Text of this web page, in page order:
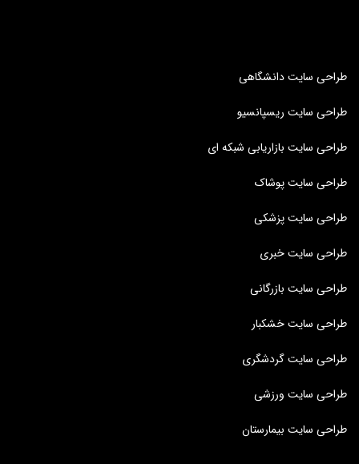
طراحی سایت دانشگاهی
طراحی سایت ریسپانسیو
طراحی سایت بازاریابی شبکه ای
طراحی سایت پوشاک
طراحی سایت پزشکی
طراحی سایت خبری
طراحی سایت بازرگانی
طراحی سایت خشکبار
طراحی سایت گردشگری
طراحی سایت ورزشی
طراحی سایت بیمارستان